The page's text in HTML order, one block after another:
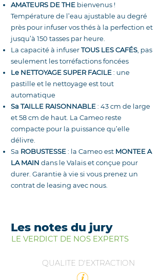
AMATEURS DE THE bienvenus !
Température de l’eau ajustable au degré
près pour infuser vos thés à la perfection et
jusqu’à 150 tasses par heure.
La capacité à infuserTOUS LES CAFÉS , pas
seulement les torréfactions foncées
Le NETTOYAGE SUPER FACILE: une
pastille et le nettoyage est tout
automatique
Sa TAILLE RAISONNABLE: 43 cm de large
et 58 cm de haut. La Cameo reste
compacte pour la puissance qu’elle
délivre.
Sa ROBUSTESSE: la Cameo est MONTEE A
LA MAIN dans le Valais et conçue pour
durer. Garantie à vie si vous prenez un
contrat de leasing avec nous.
Les notes du jury
LE VERDICT DE NOS EXPERTS
QUALITE D'EXTRACTION